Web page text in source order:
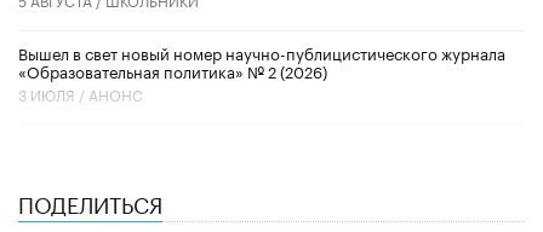
Вышел в свет новый номер научно-публицистического журнала
«Образовательная политика» № 2 (2026)
3 ИЮЛЯ / АНОНС
ПОДЕЛИТЬСЯ